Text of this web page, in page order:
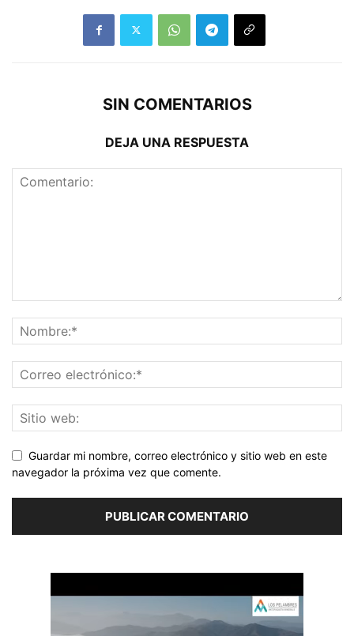
SIN COMENTARIOS
DEJA UNA RESPUESTA
Guardar mi nombre, correo electrónico y sitio web en este
navegador la próxima vez que comente.